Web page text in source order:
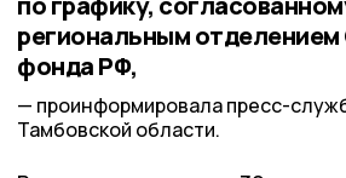
региональным
фонда РФ,
проинформировала пресс-
Тамбовской области.